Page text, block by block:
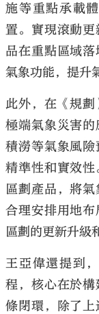
施等重點承載
置。實現滾動
品在重點區域
氣象功能，提升
此外，在《規
極端氣象災害
積澇等氣象風險
精準性和實效
區劃產品，將氣
合理安排用地
區劃的更新升級
王亞偉還提到
程，核心在於
條閉環，除了上